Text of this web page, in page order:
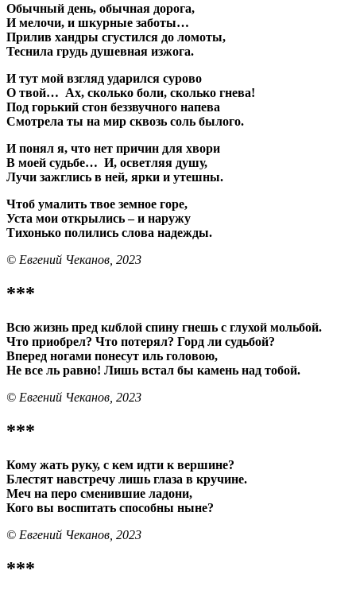
Обычный день, обычная дорога,
И мелочи, и шкурные заботы…
Прилив хандры сгустился до ломоты,
Теснила грудь душевная изжога.
И тут мой взгляд ударился сурово
О твой… Ах, сколько боли, сколько гнева!
Под горький стон беззвучного напева
Смотрела ты на мир сквозь соль былого.
И понял я, что нет причин для хвори
В моей судьбе… И, осветляя душу,
Лучи зажглись в ней, ярки и утешны.
Чтоб умалить твое земное горе,
Уста мои открылись – и наружу
Тихонько полились слова надежды.
© Евгений Чеканов, 2023
***
Всю жизнь пред киблой спину гнешь с глухой мольбой.
Что приобрел? Что потерял? Горд ли судьбой?
Вперед ногами понесут иль головою,
Не все ль равно! Лишь встал бы камень над тобой.
© Евгений Чеканов, 2023
***
Кому жать руку, с кем идти к вершине?
Блестят навстречу лишь глаза в кручине.
Меч на перо сменившие ладони,
Кого вы воспитать способны ныне?
© Евгений Чеканов, 2023
***